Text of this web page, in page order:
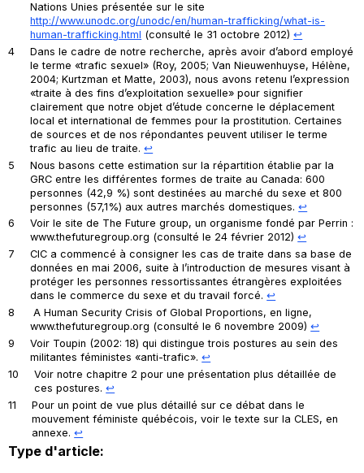
Nations Unies présentée sur le site
http://www.unodc.org/unodc/en/human-trafficking/what-is-
human-trafficking.html (consulté le 31 octobre 2012)↩︎
4
Dans le cadre de notre recherche, après avoir d’abord employé
le terme «trafic sexuel» (Roy, 2005; Van Nieuwenhuyse, Hélène,
2004; Kurtzman et Matte, 2003), nous avons retenu l’expression
«traite à des fins d’exploitation sexuelle» pour signifier
clairement que notre objet d’étude concerne le déplacement
local et international de femmes pour la prostitution. Certaines
de sources et de nos répondantes peuvent utiliser le terme
trafic au lieu de traite.↩︎
5
Nous basons cette estimation sur la répartition établie par la
GRC entre les différentes formes de traite au Canada: 600
personnes (42,9 %) sont destinées au marché du sexe et 800
personnes (57,1%) aux autres marchés domestiques.↩︎
6
Voir le site de The Future group, un organisme fondé par Perrin :
www.thefuturegroup.org (consulté le 24 février 2012)↩︎
7
CIC a commencé à consigner les cas de traite dans sa base de
données en mai 2006, suite à l’introduction de mesures visant à
protéger les personnes ressortissantes étrangères exploitées
dans le commerce du sexe et du travail forcé.↩︎
8
A Human Security Crisis of Global Proportions,en ligne,
www.thefuturegroup.org (consulté le 6 novembre 2009)↩︎
9
Voir Toupin (2002: 18) qui distingue trois postures au sein des
militantes féministes «anti-trafic».↩︎
10
Voir notre chapitre 2 pour une présentation plus détaillée de
ces postures.↩︎
11
Pour un point de vue plus détaillé sur ce débat dans le
mouvement féministe québécois, voir le texte sur la CLES, en
annexe.↩︎
Type d'article: